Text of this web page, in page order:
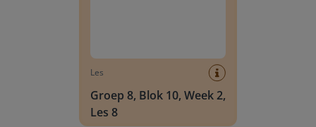
Les
Groep 8, Blok 10, Week 2,
Les 8